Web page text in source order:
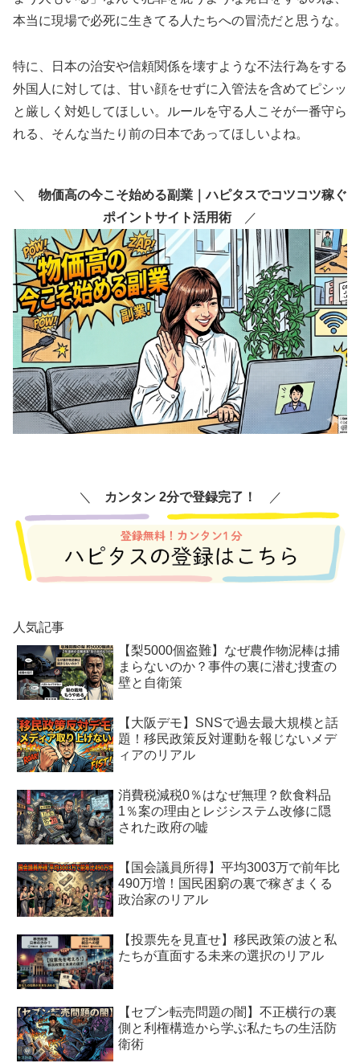
本当に現場で必死に生きてる人たちへの冒涜だと思うな。
特に、日本の治安や信頼関係を壊すような不法行為をする
外国人に対しては、甘い顔をせずに入管法を含めてピシッ
と厳しく対処してほしい。ルールを守る人こそが一番守ら
れる、そんな当たり前の日本であってほしいよね。
＼ 物価高の今こそ始める副業｜ハピタスでコツコツ稼ぐ
ポイントサイト活用術 ／
＼ カンタン 2分で登録完了！ ／
人気記事
【梨5000個盗難】なぜ農作物泥棒は捕
まらないのか？事件の裏に潜む捜査の
壁と自衛策
【大阪デモ】SNSで過去最大規模と話
題！移民政策反対運動を報じないメデ
ィアのリアル
消費税減税0％はなぜ無理？飲食料品
1％案の理由とレジシステム改修に隠
された政府の嘘
【国会議員所得】平均3003万で前年比
490万増！国民困窮の裏で稼ぎまくる
政治家のリアル
【投票先を見直せ】移民政策の波と私
たちが直面する未来の選択のリアル
【セブン転売問題の闇】不正横行の裏
側と利権構造から学ぶ私たちの生活防
衛術